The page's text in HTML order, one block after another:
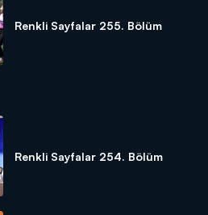
Renkli Sayfalar 255. Bölüm
Renkli Sayfalar 254. Bölüm